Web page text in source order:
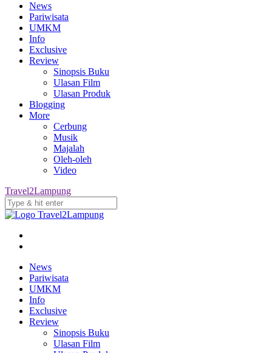
News
Pariwisata
UMKM
Info
Exclusive
Review
Sinopsis Buku
Ulasan Film
Ulasan Produk
Blogging
More
Cerbung
Musik
Majalah
Oleh-oleh
Video
Travel2Lampung
News
Pariwisata
UMKM
Info
Exclusive
Review
Sinopsis Buku
Ulasan Film